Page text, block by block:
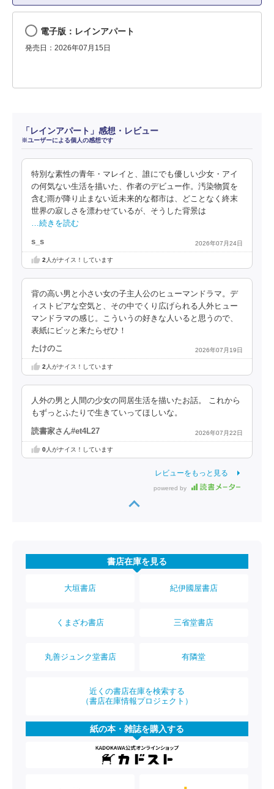
電子版：レインアパート
発売日：2026年07月15日
「レインアパート」感想・レビュー
※ユーザーによる個人の感想です
特別な素性の青年・マレイと、誰にでも優しい少女・アイ
の何気ない生活を描いた、作者のデビュー作。汚染物質を
含む雨が降り止まない近未来的な都市は、どことなく終末
世界の寂しさを漂わせているが、そうした背景は
…続きを読む
s_s 2026年07月24日
2 人がナイス！しています
背の高い男と小さい女の子主人公のヒューマンドラマ。デ
ィストピアな空気と、その中でくり広げられる人外ヒュー
マンドラマの感じ。こういうの好きな人いると思うので、
表紙にビッと来たらぜひ！
たけのこ 2026年07月19日
2 人がナイス！しています
人外の男と人間の少女の同居生活を描いたお話。 これから
もずっとふたりで生きていってほしいな。
読書家さん#et4L27 2026年07月22日
0人がナイス！しています
レビューをもっと見る
powered by
書店在庫を見る
大垣書店 紀伊國屋書店
くまざわ書店 三省堂書店
丸善ジュンク堂書店 有隣堂
近くの書店在庫を検索する
（書店在庫情報プロジェクト）
紙の本・雑誌を購入する